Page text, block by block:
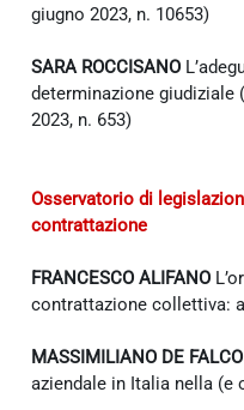
giugno 2023, n. 10653)
SARA ROCCISANO
determinazione giudiziale
2023, n. 653)
Osservatorio di
contrattazione
FRANCESCO ALIFANO
contrattazione collettiva:
MASSIMILIANO DE FALCO
aziendale in Italia nella (e